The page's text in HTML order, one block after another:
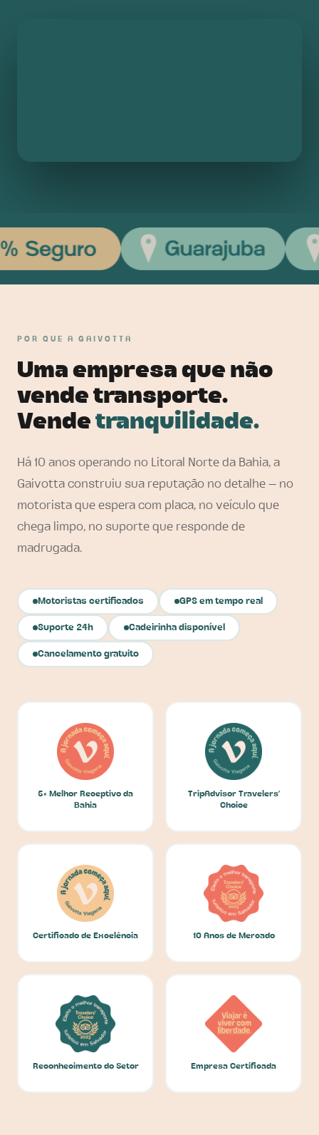
POR QUE A GAIVOTTA
Uma empresa que não
vende transporte.
Vende tranquilidade.
Há 10 anos operando no Litoral Norte da Bahia, a
Gaivotta construiu sua reputação no detalhe — no
motorista que espera com placa, no veículo que
chega limpo, no suporte que responde de
madrugada.
Motoristas certificados GPS em tempo real
Suporte 24h Cadeirinha disponível
Cancelamento gratuito
5× Melhor Receptivo da
Bahia
TripAdvisor Travelers'
Choice
Certificado de Excelência 10 Anos de Mercado
Reconhecimento do Setor Empresa Certificada